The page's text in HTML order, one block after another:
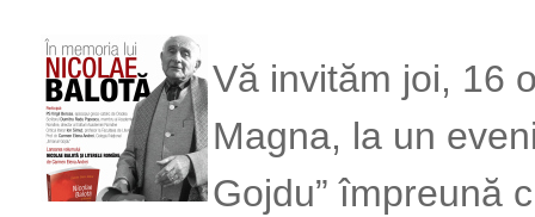
Vă invităm joi, 16
Magna, la un
Gojdu” împreună